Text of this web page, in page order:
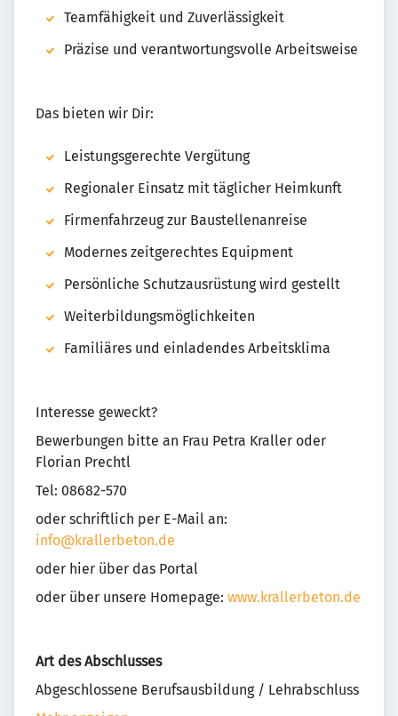
Teamfähigkeit und Zuverlässigkeit
Präzise und verantwortungsvolle Arbeitsweise
Das bieten wir Dir:
Leistungsgerechte Vergütung
Regionaler Einsatz mit täglicher Heimkunft
Firmenfahrzeug zur Baustellenanreise
Modernes zeitgerechtes Equipment
Persönliche Schutzausrüstung wird gestellt
Weiterbildungsmöglichkeiten
Familiäres und einladendes Arbeitsklima
Interesse geweckt?
Bewerbungen bitte an Frau Petra Kraller oder
Florian Prechtl
Tel: 08682-570
oder schriftlich per E-Mail an:
info@krallerbeton.de
oder hier über das Portal
oder über unsere Homepage: www.krallerbeton.de
Art des Abschlusses
Abgeschlossene Berufsausbildung / Lehrabschluss